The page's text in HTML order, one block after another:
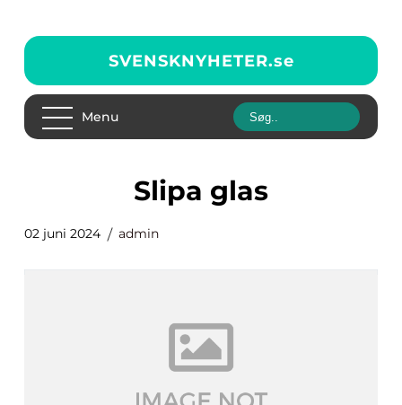
SVENSKNYHETER.se
Menu
Slipa glas
02 juni 2024 admin